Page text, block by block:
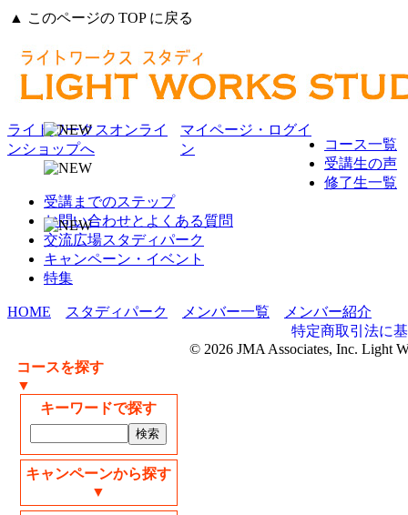
▲ このページの TOP に戻る
ライトワークスオンライ
ンショップへ
マイページ・ログイ
ン
コース一覧
受講生の声
修了生一覧
受講までのステップ
お問い合わせとよくある質問
交流広場スタディパーク
キャンペーン・イベント
特集
HOME スタディパーク メンバー一覧 メンバー紹介
コースを探す
▼
キーワードで探す
キャンペーンから探す
▼
特定商取引法に
© 2026 JMA Associates, Inc. Light